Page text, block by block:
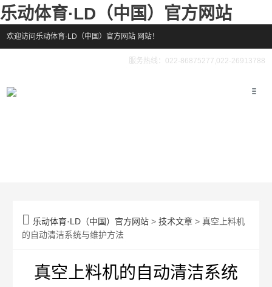
乐动体育·LD（中国）官方网站
欢迎访问乐动体育·LD（中国）官方网站 网站！
服务热线：022-86875277,022-26913788
 乐动体育·LD（中国）官方网站 >技术文章 > 真空上料机
的自动清洁系统与维护方法
真空上料机的自动清洁系统